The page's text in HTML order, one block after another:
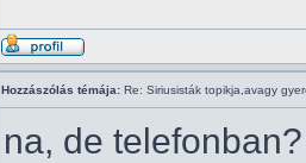
Hozzászólás témája: Re: Siriusisták topikja,avagy
na, de